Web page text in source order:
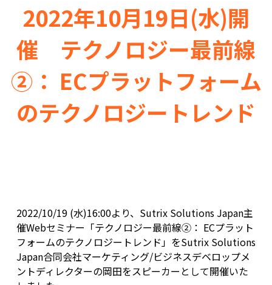
2022年10月19日(水)開
催 テクノロジー最前線
②： ECプラットフォーム
のテクノロジートレンド
2022/10/19 (水)16:00より、Sutrix Solutions Japan主
催Webセミナー「テクノロジー最前線②： ECプラット
フォームのテクノロジートレンド」をSutrix Solutions
Japan合同会社マーケティング/ビジネスデベロップメ
ントディレクターの岡田をスピーカーとして開催いた